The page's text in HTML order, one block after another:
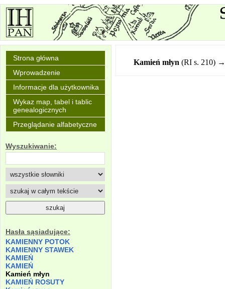
Strona główna
Wprowadzenie
Informacje dla użytkownika
Wykaz map, tabel i tablic
genealogicznych
Przeglądanie alfabetyczne
Wyszukiwanie:
Hasła sąsiadujące:
KAMIENNY POTOK
KAMIENNY STAWEK
KAMIEŃ
KAMIEŃ
Kamień młyn
KAMIEŃ ROSUTY
Kamień młyn (RI s. 210) →